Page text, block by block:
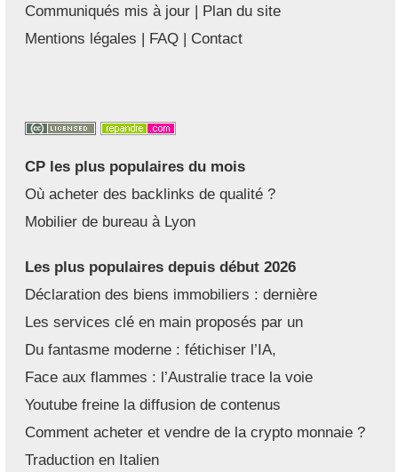
Communiqués mis à jour | Plan du site
Mentions légales | FAQ | Contact
CP les plus populaires du mois
Où acheter des backlinks de qualité ?
Mobilier de bureau à Lyon
Les plus populaires depuis début 2026
Déclaration des biens immobiliers : dernière
Les services clé en main proposés par un
Du fantasme moderne : fétichiser l’IA,
Face aux flammes : l’Australie trace la voie
Youtube freine la diffusion de contenus
Comment acheter et vendre de la crypto monnaie ?
Traduction en Italien